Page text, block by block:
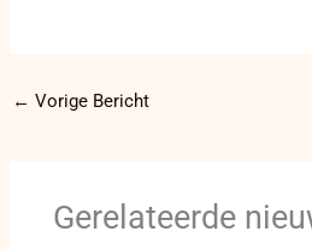
← Vorige Bericht
Gerelateerde